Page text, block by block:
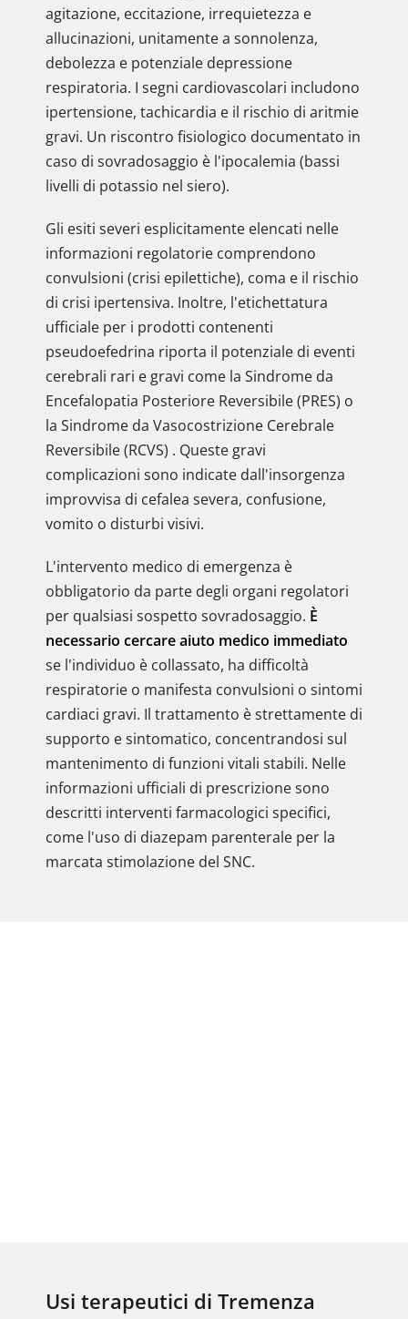
agitazione, eccitazione, irrequietezza e
allucinazioni, unitamente a sonnolenza,
debolezza e potenziale depressione
respiratoria. I segni cardiovascolari includono
ipertensione, tachicardia e il rischio di aritmie
gravi. Un riscontro fisiologico documentato in
caso di sovradosaggio è l'ipocalemia (bassi
livelli di potassio nel siero).
Gli esiti severi esplicitamente elencati nelle
informazioni regolatorie comprendono
convulsioni (crisi epilettiche), coma e il rischio
di crisi ipertensiva. Inoltre, l'etichettatura
ufficiale per i prodotti contenenti
pseudoefedrina riporta il potenziale di eventi
cerebrali rari e gravi come la Sindrome da
Encefalopatia Posteriore Reversibile (PRES) o
la Sindrome da Vasocostrizione Cerebrale
Reversibile (RCVS) . Queste gravi
complicazioni sono indicate dall'insorgenza
improvvisa di cefalea severa, confusione,
vomito o disturbi visivi.
L'intervento medico di emergenza è
obbligatorio da parte degli organi regolatori
per qualsiasi sospetto sovradosaggio. È
necessario cercare aiuto medico immediato
se l'individuo è collassato, ha difficoltà
respiratorie o manifesta convulsioni o sintomi
cardiaci gravi. Il trattamento è strettamente di
supporto e sintomatico, concentrandosi sul
mantenimento di funzioni vitali stabili. Nelle
informazioni ufficiali di prescrizione sono
descritti interventi farmacologici specifici,
come l'uso di diazepam parenterale per la
marcata stimolazione del SNC.
Usi terapeutici di Tremenza